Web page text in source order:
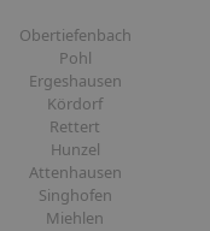
Obertiefenbach
Pohl
Ergeshausen
Kördorf
Rettert
Hunzel
Attenhausen
Singhofen
Miehlen